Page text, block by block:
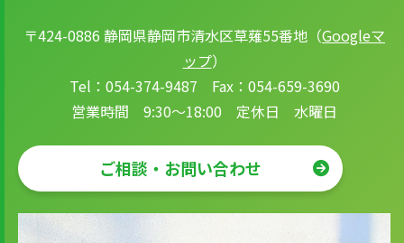
〒424-0886 静岡県静岡市清水区草薙55番地（Googleマ
ップ）
Tel：054-374-9487 Fax：054-659-3690
営業時間 9:30～18:00 定休日 水曜日
ご相談・お問い合わせ